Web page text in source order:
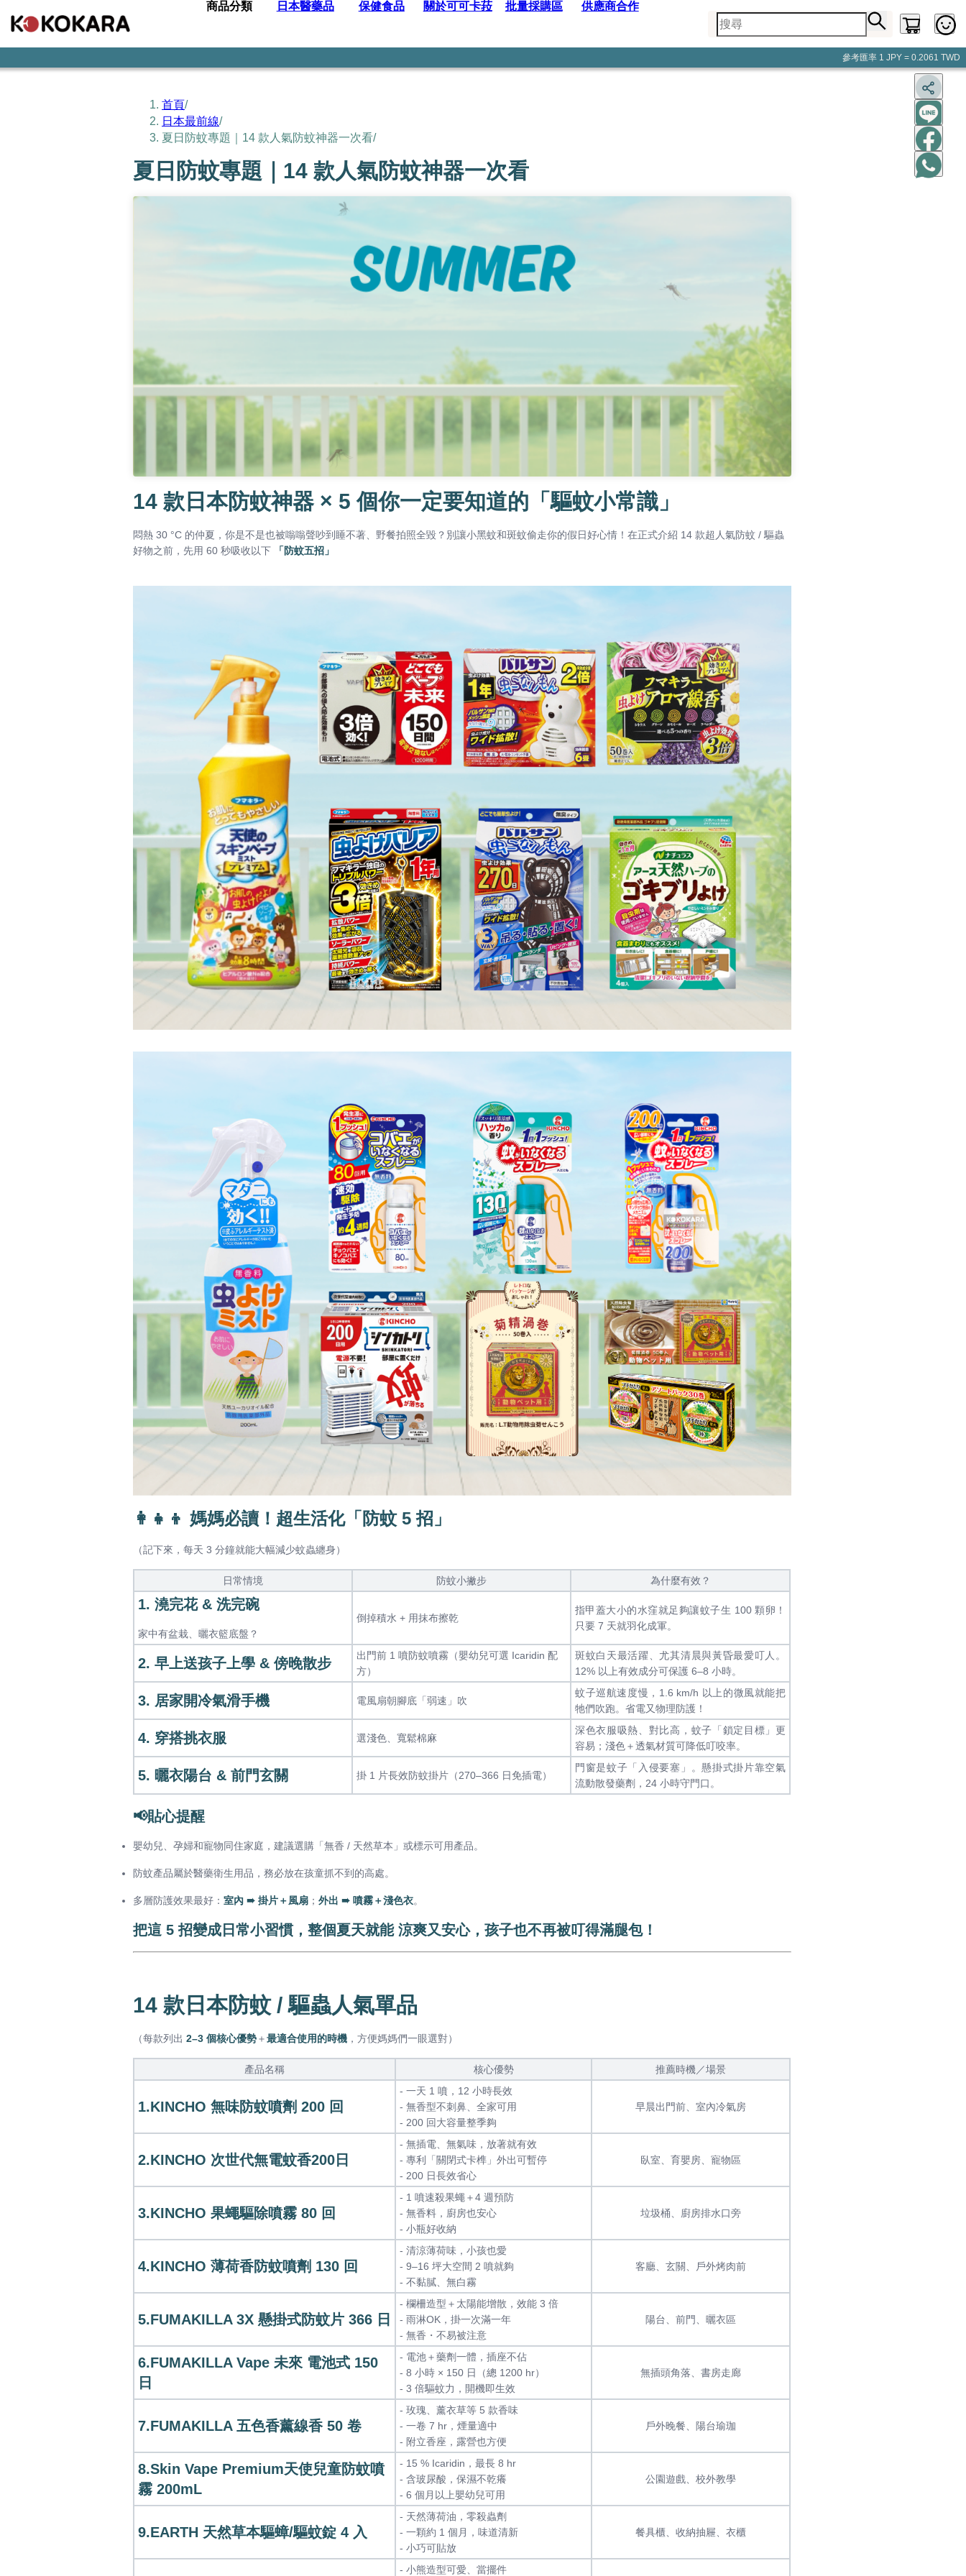
商品分類 日本醫藥品 保健食品 關於可可卡菈 批量採購區 供應商合作
參考匯率 1 JPY = 0.2061 TWD
首頁/
日本最前線/
夏日防蚊專題｜14 款人氣防蚊神器一次看/
夏日防蚊專題｜14 款人氣防蚊神器一次看
14 款日本防蚊神器 × 5 個你一定要知道的「驅蚊小常識」
悶熱 30 °C 的仲夏，你是不是也被嗡嗡聲吵到睡不著、野餐拍照全毀？別讓小黑蚊和斑蚊偷走你的假日好心情！在正式介紹 14 款超人氣防蚊 / 驅蟲
好物之前，先用 60 秒吸收以下
「防蚊五招」
👩‍👧‍👦 媽媽必讀！超生活化「防蚊 5 招」
（記下來，每天 3 分鐘就能大幅減少蚊蟲纏身）
日常情境 防蚊小撇步 為什麼有效？
1. 澆完花 & 洗完碗
家中有盆栽、曬衣籃底盤？
倒掉積水 + 用抹布擦乾
指甲蓋大小的水窪就足夠讓蚊子生 100 顆卵！
只要 7 天就羽化成軍。
2. 早上送孩子上學 & 傍晚散步
出門前 1 噴防蚊噴霧（嬰幼兒可選 Icaridin 配
方）
斑蚊白天最活躍、尤其清晨與黃昏最愛叮人。
12% 以上有效成分可保護 6–8 小時。
3. 居家開冷氣滑手機 電風扇朝腳底「弱速」吹
蚊子巡航速度慢，1.6 km/h 以上的微風就能把
牠們吹跑。省電又物理防護！
4. 穿搭挑衣服 選淺色、寬鬆棉麻
深色衣服吸熱、對比高，蚊子「鎖定目標」更
容易；淺色＋透氣材質可降低叮咬率。
5. 曬衣陽台 & 前門玄關 掛 1 片長效防蚊掛片（270‒366 日免插電）
門窗是蚊子「入侵要塞」。懸掛式掛片靠空氣
流動散發藥劑，24 小時守門口。
📢貼心提醒
嬰幼兒、孕婦和寵物同住家庭，建議選購「無香 / 天然草本」或標示可用產品。
防蚊產品屬於醫藥衛生用品，務必放在孩童抓不到的高處。
多層防護效果最好： 室內 ➠ 掛片＋風扇 ； 外出 ➠ 噴霧＋淺色衣。
把這 5 招變成日常小習慣，整個夏天就能 涼爽又安心，孩子也不再被叮得滿腿包！
14 款日本防蚊 / 驅蟲人氣單品
（每款列出 2–3 個核心優勢＋最適合使用的時機 ，方便媽媽們一眼選對）
產品名稱 核心優勢 推薦時機／場景
1.KINCHO 無味防蚊噴劑 200 回
- 一天 1 噴，12 小時長效
- 無香型不刺鼻、全家可用
- 200 回大容量整季夠
早晨出門前、室內冷氣房
2.KINCHO 次世代無電蚊香200日
- 無插電、無氣味，放著就有效
- 專利「關閉式卡榫」外出可暫停
- 200 日長效省心
臥室、育嬰房、寵物區
3.KINCHO 果蠅驅除噴霧 80 回
- 1 噴速殺果蠅＋4 週預防
- 無香料，廚房也安心
- 小瓶好收納
垃圾桶、廚房排水口旁
4.KINCHO 薄荷香防蚊噴劑 130 回
- 清涼薄荷味，小孩也愛
- 9–16 坪大空間 2 噴就夠
- 不黏膩、無白霧
客廳、玄關、戶外烤肉前
5.FUMAKILLA 3X 懸掛式防蚊片 366 日
- 欄柵造型＋太陽能增散，效能 3 倍
- 雨淋OK，掛一次滿一年
- 無香・不易被注意
陽台、前門、曬衣區
6.FUMAKILLA Vape 未來 電池式 150
日
- 電池＋藥劑一體，插座不佔
- 8 小時 × 150 日（總 1200 hr）
- 3 倍驅蚊力，開機即生效
無插頭角落、書房走廊
7.FUMAKILLA 五色香薰線香 50 卷
- 玫瑰、薰衣草等 5 款香味
- 一卷 7 hr，煙量適中
- 附立香座，露營也方便
戶外晚餐、陽台瑜珈
8.Skin Vape Premium天使兒童防蚊噴
霧 200mL
- 15 % Icaridin，最長 8 hr
- 含玻尿酸，保濕不乾癢
- 6 個月以上嬰幼兒可用
公園遊戲、校外教學
9.EARTH 天然草本驅蟑/驅蚊錠 4 入
- 天然薄荷油，零殺蟲劑
- 一顆約 1 個月，味道清新
- 小巧可貼放
餐具櫃、收納抽屜、衣櫃
- 小熊造型可愛、當擺件